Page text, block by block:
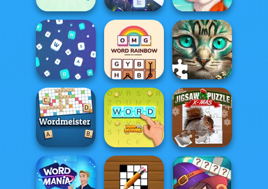
Casual
Crossword
Bubble Letters Mosaic Artimo
Words Match
OMG Word
Rainbow
Favorite Puzzles